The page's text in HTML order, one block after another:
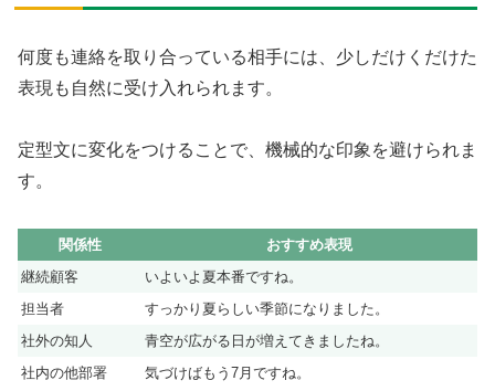
何度も連絡を取り合っている相手には、少しだけくだけた
表現も自然に受け入れられます。
定型文に変化をつけることで、機械的な印象を避けられま
す。
関係性
おすすめ表現
継続顧客
いよいよ夏本番ですね。
担当者
すっかり夏らしい季節になりました。
社外の知人
青空が広がる日が増えてきましたね。
社内の他部署
気づけばもう7月ですね。